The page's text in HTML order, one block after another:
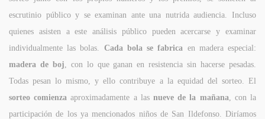
escrutinio público y se examinan ante una nutrida audiencia. Incluso
quienes asisten a este análisis público pueden acercarse y examinar
individualmente las bolas. Cada bola se fabrica en madera especial:
madera de boj , con lo que ganan en resistencia sin hacerse pesadas.
Todas pesan lo mismo, y ello contribuye a la equidad del sorteo. El
sorteo comienza aproximadamente a lasnueve de la mañana , con la
participación de los ya mencionados niños de San Ildefonso. Diríamos